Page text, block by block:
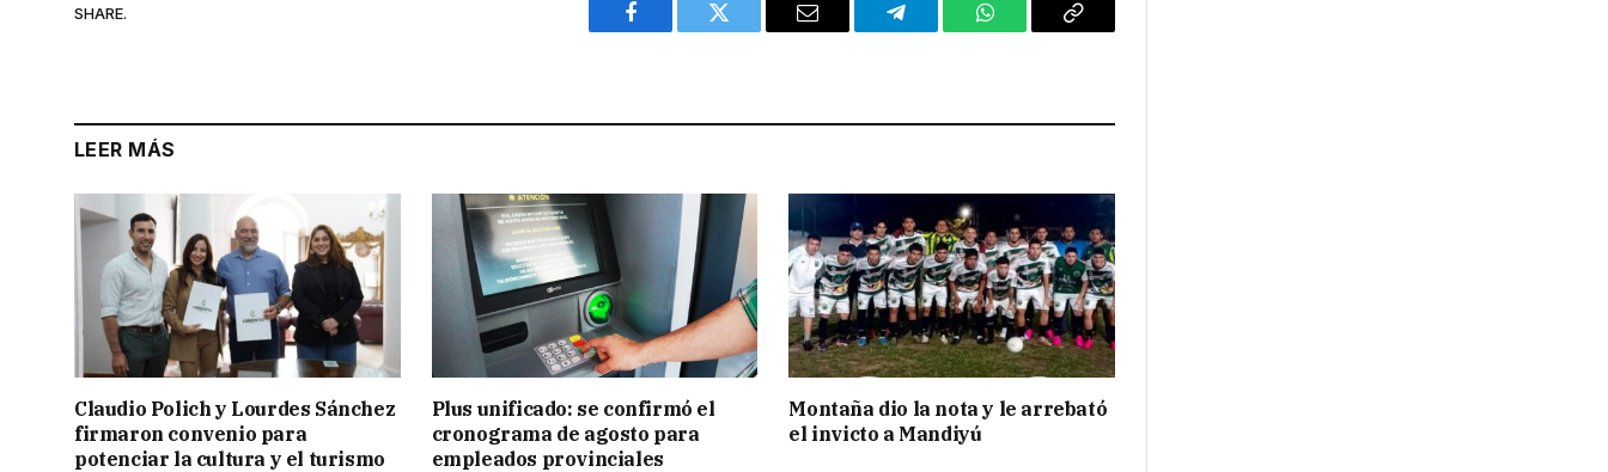
SHARE.
Facebook Twitter Email Telegram WhatsAppCopy
LEER MÁS
Claudio Polich y Lourdes Sánchez
firmaron convenio para
potenciar la cultura y el turismo
Plus unificado: se confirmó el
cronograma de agosto para
empleados provinciales
Montaña dio la nota y le arrebató
el invicto a Mandiyú